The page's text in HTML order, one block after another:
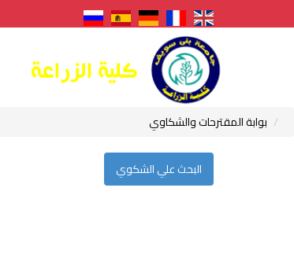
بوابة المقترحات والشكاوي
البحث علي الشكوي